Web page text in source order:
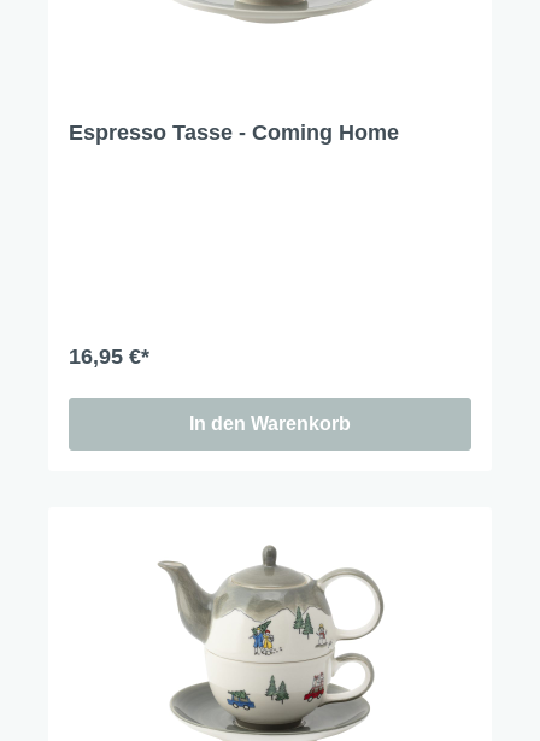
Espresso Tasse - Coming Home
16,95 €*
In den Warenkorb